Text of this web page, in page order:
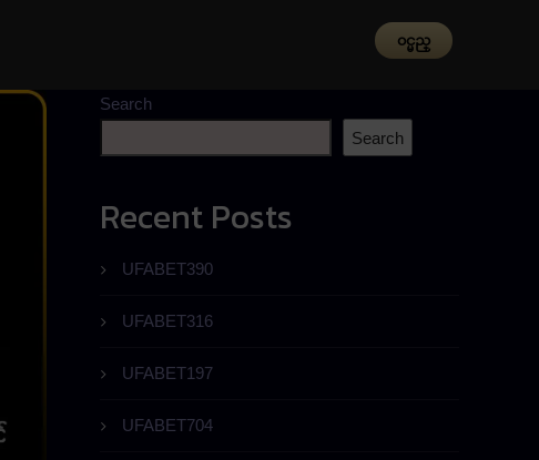
၀င္မည္
Search
Search
Recent Posts
UFABET390
UFABET316
UFABET197
UFABET704